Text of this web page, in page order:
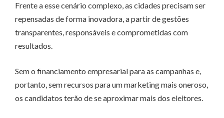
Frente a esse cenário complexo, as cidades precisam ser
repensadas de forma inovadora, a partir de gestões
transparentes, responsáveis e comprometidas com
resultados.
Sem o financiamento empresarial para as campanhas e,
portanto, sem recursos para um marketing mais oneroso,
os candidatos terão de se aproximar mais dos eleitores.